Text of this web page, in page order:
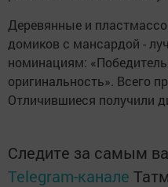
Деревянные и
домиков с мансардой -
номинациям:
оригинальность». Всего
Отличившиеся получили
Следите за самым
Telegram-канале